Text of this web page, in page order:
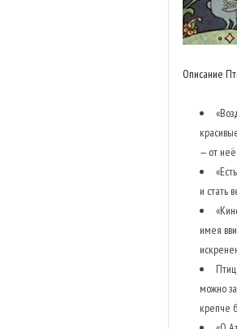
Описание
— от
и стать
имея
можно
крепче